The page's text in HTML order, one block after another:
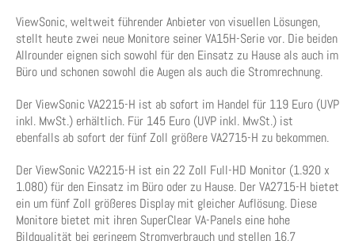
ViewSonic, weltweit führender Anbieter von visuellen Lösungen,
stellt heute zwei neue Monitore seiner VA15H-Serie vor. Die beiden
Allrounder eignen sich sowohl für den Einsatz zu Hause als auch im
Büro und schonen sowohl die Augen als auch die Stromrechnung.
Der ViewSonic VA2215-H ist ab sofort im Handel für 119 Euro (UVP
inkl. MwSt.) erhältlich. Für 145 Euro (UVP inkl. MwSt.) ist
ebenfalls ab sofort der fünf Zoll größere VA2715-H zu bekommen.
Der ViewSonic VA2215-H ist ein 22 Zoll Full-HD Monitor (1.920 x
1.080) für den Einsatz im Büro oder zu Hause. Der VA2715-H bietet
ein um fünf Zoll größeres Display mit gleicher Auflösung. Diese
Monitore bietet mit ihren SuperClear VA-Panels eine hohe
Bildqualität bei geringem Stromverbrauch und stellen 16,7